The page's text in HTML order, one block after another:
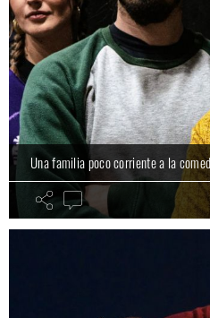
Una familia poco corriente a la